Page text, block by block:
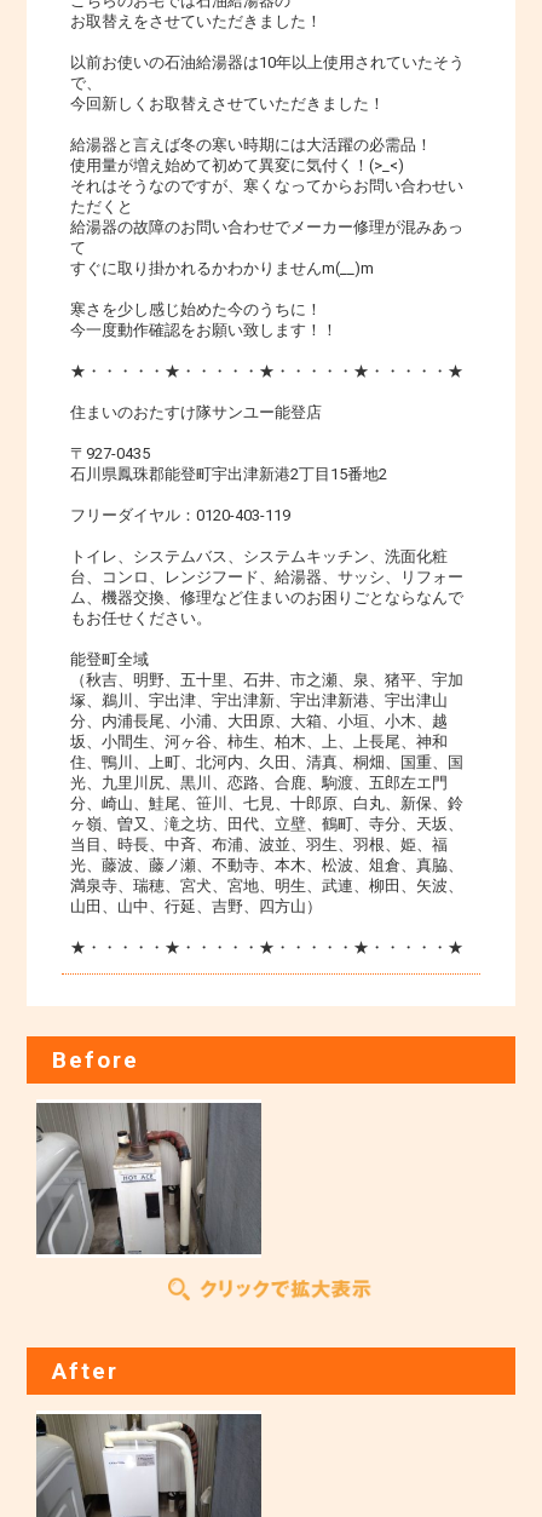
お取替えをさせていただきました！
以前お使いの石油給湯器は10年以上使用されていたそう
で、
今回新しくお取替えさせていただきました！
給湯器と言えば冬の寒い時期には大活躍の必需品！
使用量が増え始めて初めて異変に気付く！(>_<)
それはそうなのですが、寒くなってからお問い合わせい
ただくと
給湯器の故障のお問い合わせでメーカー修理が混みあっ
て
すぐに取り掛かれるかわかりませんm(__)m
寒さを少し感じ始めた今のうちに！
今一度動作確認をお願い致します！！
★・・・・・★・・・・・★・・・・・★・・・・・★
住まいのおたすけ隊サンユー能登店
〒927-0435
石川県鳳珠郡能登町宇出津新港2丁目15番地2
フリーダイヤル：0120-403-119
トイレ、システムバス、システムキッチン、洗面化粧
台、コンロ、レンジフード、給湯器、サッシ、リフォー
ム、機器交換、修理など住まいのお困りごとならなんで
もお任せください。
能登町全域
（秋吉、明野、五十里、石井、市之瀬、泉、猪平、宇加
塚、鵜川、宇出津、宇出津新、宇出津新港、宇出津山
分、内浦長尾、小浦、大田原、大箱、小垣、小木、越
坂、小間生、河ヶ谷、柿生、柏木、上、上長尾、神和
住、鴨川、上町、北河内、久田、清真、桐畑、国重、国
光、九里川尻、黒川、恋路、合鹿、駒渡、五郎左エ門
分、崎山、鮭尾、笹川、七見、十郎原、白丸、新保、鈴
ヶ嶺、曽又、滝之坊、田代、立壁、鶴町、寺分、天坂、
当目、時長、中斉、布浦、波並、羽生、羽根、姫、福
光、藤波、藤ノ瀬、不動寺、本木、松波、俎倉、真脇、
満泉寺、瑞穂、宮犬、宮地、明生、武連、柳田、矢波、
山田、山中、行延、吉野、四方山）
★・・・・・★・・・・・★・・・・・★・・・・・★
Before
After